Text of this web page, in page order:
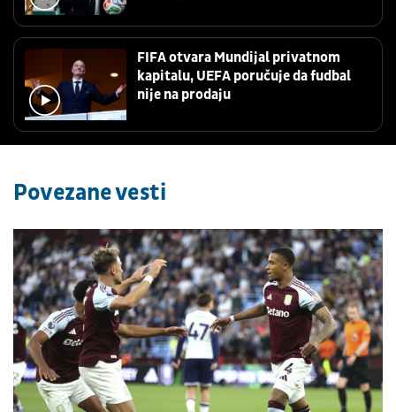
FIFA otvara Mundijal privatnom
kapitalu, UEFA poručuje da fudbal
nije na prodaju
Povezane vesti